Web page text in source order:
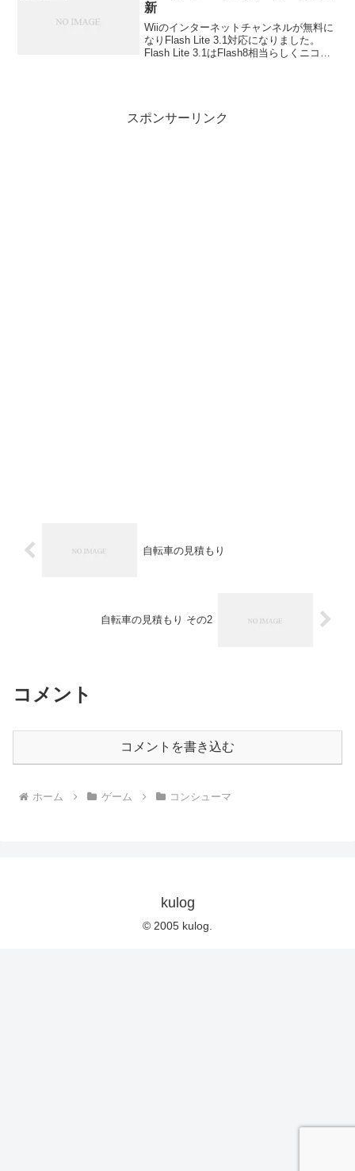
新
Wiiのインターネットチャンネルが無料に
なりFlash Lite 3.1対応になりました。
Flash Lite 3.1はFlash8相当らしくニコニ
スポンサーリンク
自転車の見積もり
自転車の見積もり その2
コメント
コメントを書き込む
ホーム ゲーム コンシューマ
kulog
© 2005 kulog.